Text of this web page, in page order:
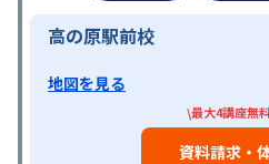
高の原駅前校
地図を見る
\最大4講座無
資料請求・